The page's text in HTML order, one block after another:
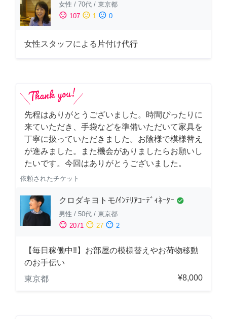
女性 / 70代 / 東京都
sentiment_satisfied 107 sentiment_neutral 1 sentiment_dissatisfied 0
女性スタッフによる片付け代行
先程はありがとうございました。時間ぴったりに
来ていただき、手袋などを準備いただいて家具を
丁寧に扱っていただきました。お陰様で模様替え
が進みました。また機会がありましたらお願いし
たいです。今回はありがとうございました。
依頼されたチケット
クロダキヨトモ/ｲﾝﾃﾘｱｺｰﾃﾞｨﾈｰﾀｰ check_circle
男性 / 50代 / 東京都
sentiment_satisfied 2071 sentiment_neutral 27 sentiment_dissatisfied 2
【毎日稼働中‼︎】お部屋の模様替えやお荷物移動
のお手伝い
東京都
¥8,000